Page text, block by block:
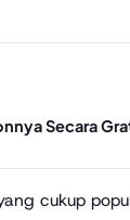
Secara
cukup